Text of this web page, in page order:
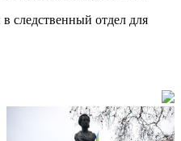
следственный отдел для